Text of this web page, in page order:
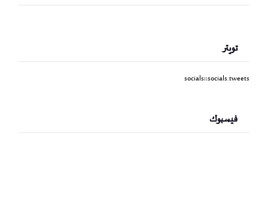
تويتر
socials::socials.tweets
فيسبوك